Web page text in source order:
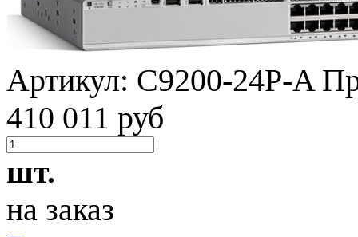
Артикул: C9200-24P-A
410 011 руб
шт.
на заказ